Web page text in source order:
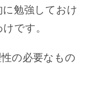
勉強しておけ
です。
の必要なもの